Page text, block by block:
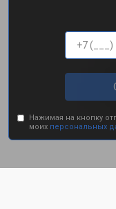
Нажимая на кнопку
моих персональных